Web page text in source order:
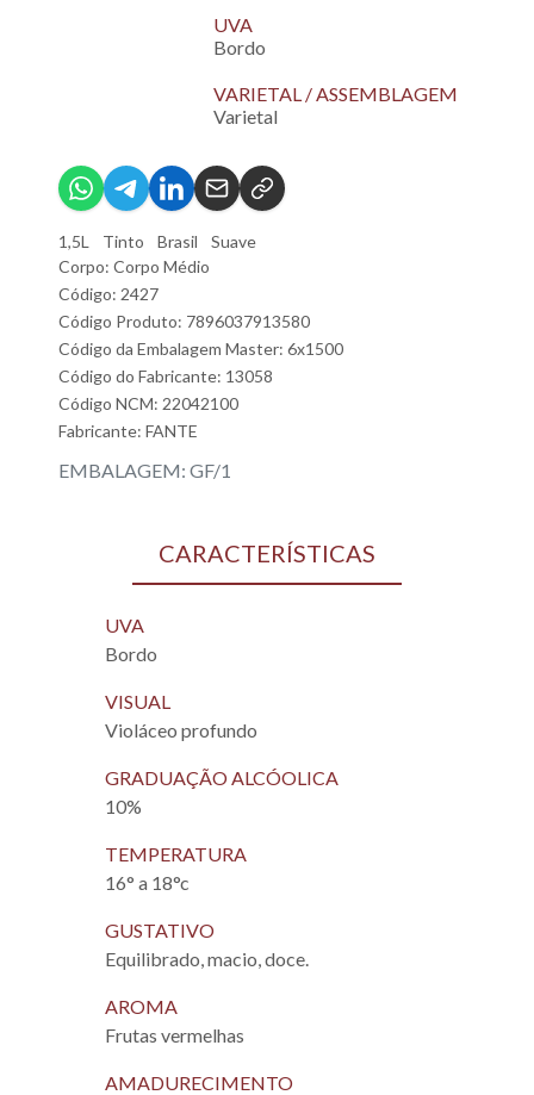
UVA
Bordo
VARIETAL / ASSEMBLAGEM
Varietal
1,5L Tinto Brasil
Suave
Corpo: Corpo Médio
Código: 2427
Código Produto: 7896037913580
Código da Embalagem Master: 6x1500
Código do Fabricante: 13058
Código NCM: 22042100
Fabricante: FANTE
EMBALAGEM: GF/1
CARACTERÍSTICAS
UVA
Bordo
VISUAL
Violáceo profundo
GRADUAÇÃO ALCÓOLICA
10%
TEMPERATURA
16° a 18°c
GUSTATIVO
Equilibrado, macio, doce.
AROMA
Frutas vermelhas
AMADURECIMENTO